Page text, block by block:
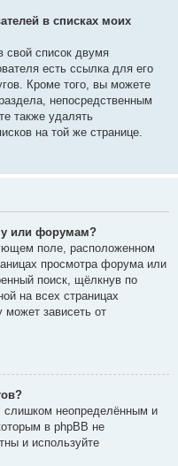
в списках моих
свой список двумя
есть ссылка для его
Кроме того, вы можете
непосредственным
также удалять
на той же странице.
или форумам?
поле, расположенном
просмотра форума или
поиск, щёлкнув по
на всех страницах
может зависеть от
слишком неопределённым и
в phpBB не
и используйте